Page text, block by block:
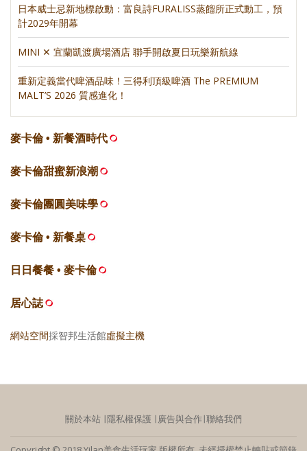
日本威士忌新地標啟動：富良詩FURALISS蒸餾所正式動工，預
計2029年開幕
MINI ✕ 宜蘭凱渡廣場酒店 聯手開啟夏日玩樂新航線
重新定義當代啤酒品味！三得利頂級啤酒 The PREMIUM
MALT’S 2026 質感進化！
麥卡倫 • 新餐酒時代
麥卡倫甜蜜新浪潮
麥卡倫團圓美味學
麥卡倫 • 新餐桌
日日餐餐 • 麥卡倫
居心誌
網站空間採智邦生活館虛擬主機
關於本站 ∣隱私權保護 ∣廣告與合作∣聯絡我們